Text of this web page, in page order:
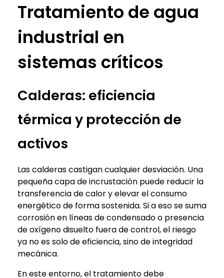
Tratamiento de agua
industrial en
sistemas críticos
Calderas: eficiencia
térmica y protección de
activos
Las calderas castigan cualquier desviación. Una
pequeña capa de incrustación puede reducir la
transferencia de calor y elevar el consumo
energético de forma sostenida. Si a eso se suma
corrosión en líneas de condensado o presencia
de oxígeno disuelto fuera de control, el riesgo
ya no es solo de eficiencia, sino de integridad
mecánica.
En este entorno, el tratamiento debe